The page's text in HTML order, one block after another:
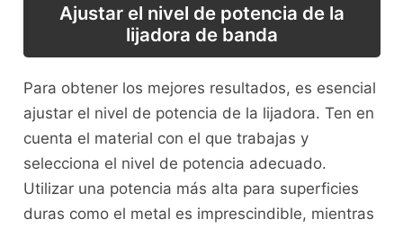
Ajustar el nivel de potencia de la
lijadora de banda
Para obtener los mejores resultados, es esencial
ajustar el nivel de potencia de la lijadora. Ten en
cuenta el material con el que trabajas y
selecciona el nivel de potencia adecuado.
Utilizar una potencia más alta para superficies
duras como el metal es imprescindible, mientras